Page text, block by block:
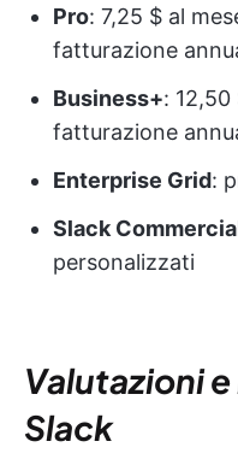
Pro: 7,25 $ al
fatturazione
Business+:
fatturazione
Enterprise Grid:
Slack
personalizzati
Valutazioni
Slack